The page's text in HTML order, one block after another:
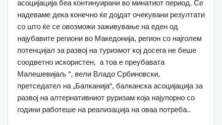
асоцијација беа континуирани во минатиот период. Се
надеваме дека конечно ќе дојдат очекувани резултати
со што ќе се овозможи заживување на еден од
најубавите региони во Македонија, регион со најголем
потенцијал за развој на туризмот кој досега не беше
соодветно искористен, а тоа е преубавата
Малешевијаљ “, вели Владо Србиновски,
претседател на „Балканија“, балканска асоцијација за
развој на алтернативниот руризам која најупорно со
години работеше на реализација на оваа потреба..